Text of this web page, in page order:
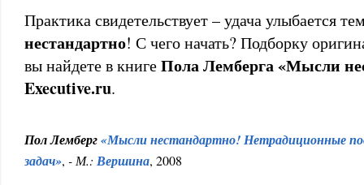
Практика свидетельствует – удача улыбается
нестандартно! С чего начать? Подборку
вы найдете в книгеПола Лемберга «Мысли
Executive.ru.
Пол Лемберг«Мысли нестандартно! Нетрадиционные
задач», - М.: Вершина, 2008